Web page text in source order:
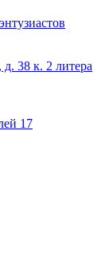
38 к. 2 литера
17